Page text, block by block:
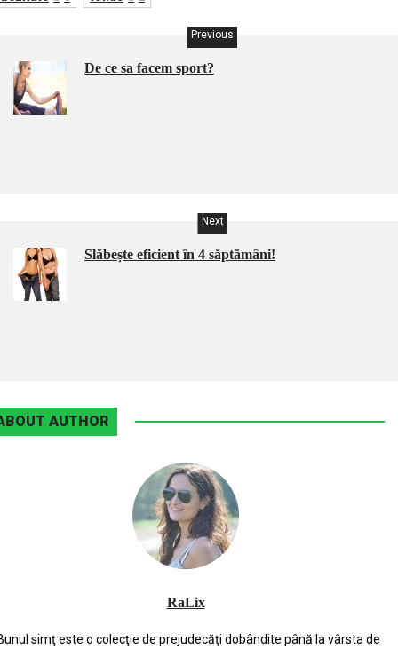
Previous
De ce sa facem sport?
Next
Slăbește eficient în 4 săptămâni!
AUTHOR
RaLix
simţ este o colecţie de prejudecăţi dobândite până la vârsta de